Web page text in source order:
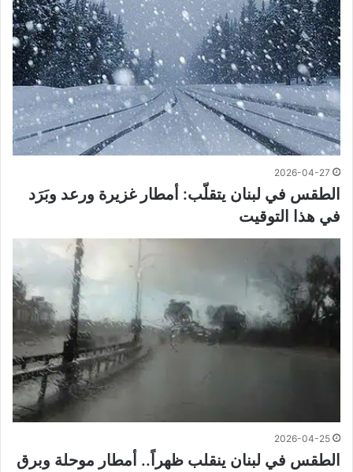
2026-04-27
الطقس في لبنان يتقلّب: أمطار غزيرة ورعد وبَرَد
في هذا التوقيت
2026-04-25
الطقس في لبنان ينقلب ظهراً.. أمطار موحلة وبرق